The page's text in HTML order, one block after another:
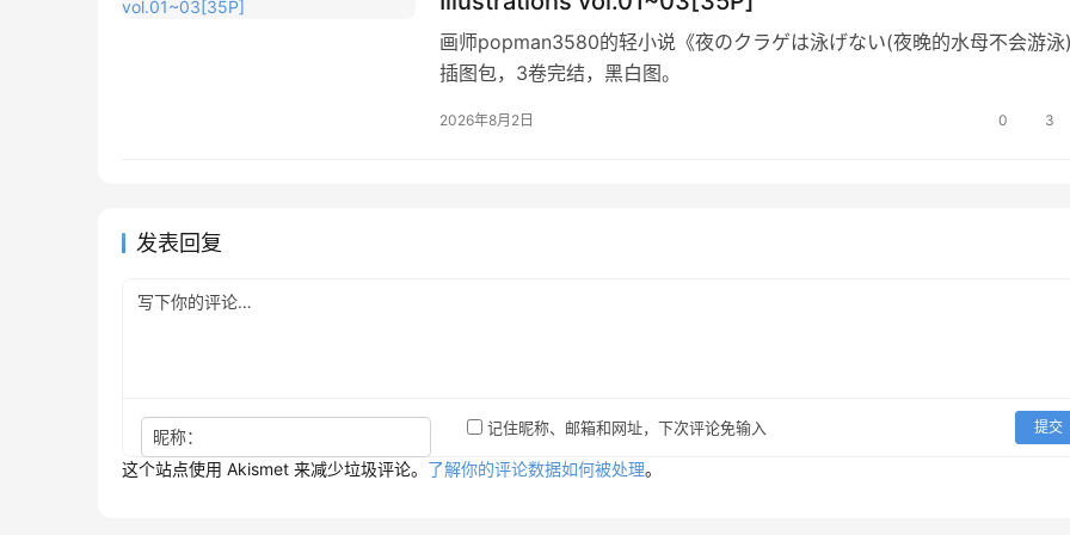
画师popman3580的轻小说《夜のクラゲは泳げない(夜晚的水母不会游泳)
插图包，3卷完结，黑白图。
2026年8月2日 0 3
发表回复
昵称： 记住昵称、邮箱和网址，下次评论免输入 提交
这个站点使用 Akismet 来减少垃圾评论。 了解你的评论数据如何被处理。